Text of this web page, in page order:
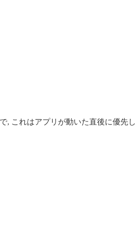
, これはアプリが動いた直後に優